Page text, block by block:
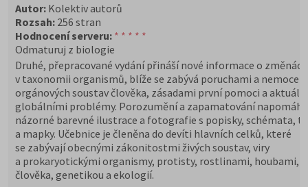
Autor: Kolektiv autorů
Rozsah: 256 stran
Hodnocení serveru: * * * * *
Odmaturuj z biologie
Druhé, přepracované vydání přináší nové informace o změnách
v taxonomii organismů, blíže se zabývá poruchami a
orgánových soustav člověka, zásadami první pomoci a
globálními problémy. Porozumění a zapamatování
názorné barevné ilustrace a fotografie s popisky, schémata,
a mapky. Učebnice je členěna do devíti hlavních celků, které
se zabývají obecnými zákonitostmi živých soustav, viry
a prokaryotickými organismy, protisty, rostlinami, houbami,
člověka, genetikou a ekologií.